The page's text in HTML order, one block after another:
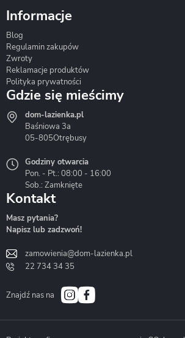
Hydrostop
Liveno
Bath&Spa
Informacje
Blog
Regulamin zakupów
Zwroty
Reklamacje produktów
Polityka prywatności
Gdzie się mieścimy
dom-lazienka.pl
Baśniowa 3a
05-805Otrębusy
Godziny otwarcia
Pon. - Pt.: 08:00 - 16:00
Sob.: Zamknięte
Kontakt
Masz pytania?
Napisz lub zadzwoń!
zamowienia@dom-lazienka.pl
22 734 34 35
Znajdź nas na